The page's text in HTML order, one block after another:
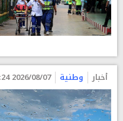
أخبار وطنية 2026/08/07 07:24